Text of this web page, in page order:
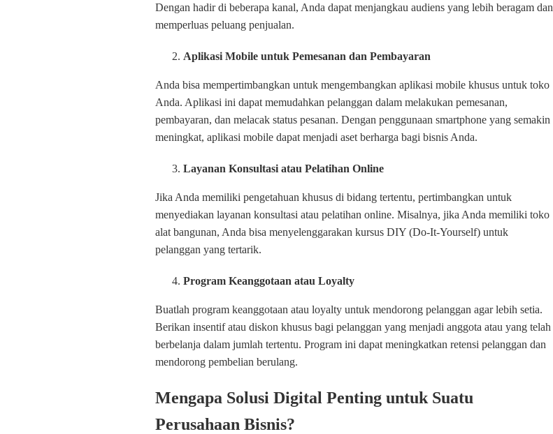
Dengan hadir di beberapa kanal, Anda dapat menjangkau audiens yang lebih beragam dan
memperluas peluang penjualan.
Aplikasi Mobile untuk Pemesanan dan Pembayaran
Anda bisa mempertimbangkan untuk mengembangkan aplikasi mobile khusus untuk toko
Anda. Aplikasi ini dapat memudahkan pelanggan dalam melakukan pemesanan,
pembayaran, dan melacak status pesanan. Dengan penggunaan smartphone yang semakin
meningkat, aplikasi mobile dapat menjadi aset berharga bagi bisnis Anda.
Layanan Konsultasi atau Pelatihan Online
Jika Anda memiliki pengetahuan khusus di bidang tertentu, pertimbangkan untuk
menyediakan layanan konsultasi atau pelatihan online. Misalnya, jika Anda memiliki toko
alat bangunan, Anda bisa menyelenggarakan kursus DIY (Do-It-Yourself) untuk
pelanggan yang tertarik.
Program Keanggotaan atau Loyalty
Buatlah program keanggotaan atau loyalty untuk mendorong pelanggan agar lebih setia.
Berikan insentif atau diskon khusus bagi pelanggan yang menjadi anggota atau yang telah
berbelanja dalam jumlah tertentu. Program ini dapat meningkatkan retensi pelanggan dan
mendorong pembelian berulang.
Mengapa Solusi Digital Penting untuk Suatu
Perusahaan Bisnis?